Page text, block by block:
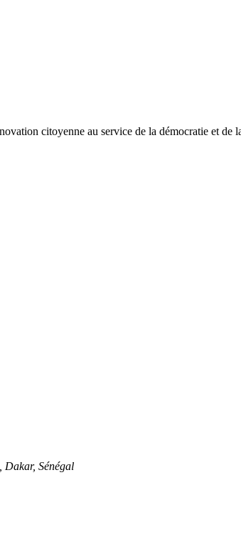
citoyenne au service de la démocratie et de
Dakar, Sénégal